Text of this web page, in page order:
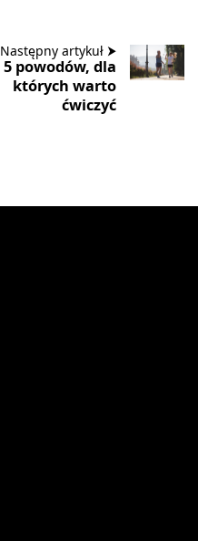
Następny artykuł ⮞
5 powodów, dla
których warto
ćwiczyć